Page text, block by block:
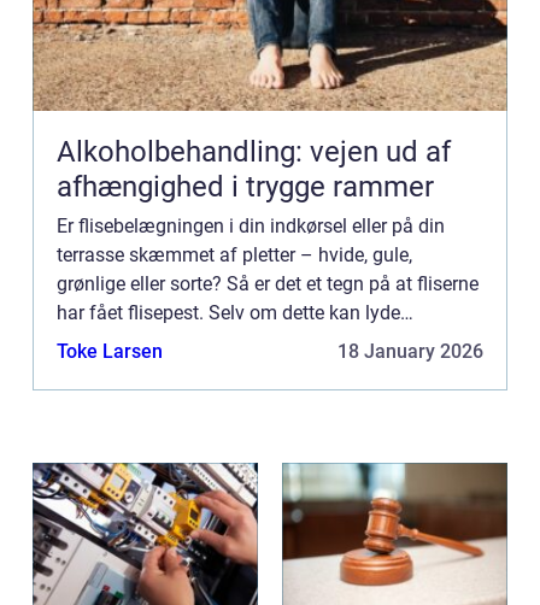
Alkoholbehandling: vejen ud af
afhængighed i trygge rammer
Er flisebelægningen i din indkørsel eller på din
terrasse skæmmet af pletter – hvide, gule,
grønlige eller sorte? Så er det et tegn på at fliserne
har fået flisepest. Selv om dette kan lyde
voldsomt er der ikke noget at være direkte nervøs
Toke Larsen 18 January 2026